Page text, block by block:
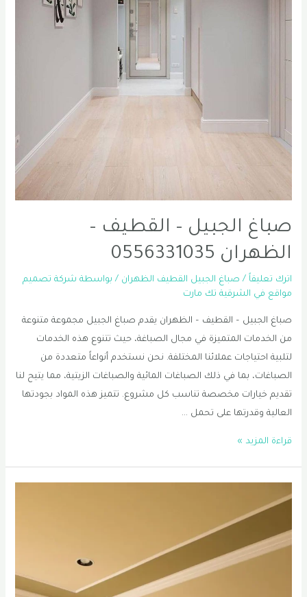
صباغ الجبيل – القطيف –
الظهران 0556331035
اترك تعليقاً / صباغ الجبيل القطيف الظهران / بواسطة شركة تصميم
مواقع في الشرقية تك مارت
صباغ الجبيل – القطيف – الظهران يقدم صباغ الجبيل مجموعة متنوعة
من الخدمات المتميزة في مجال الصباغة، حيث تتنوع هذه الخدمات
لتلبية احتياجات عملائنا المختلفة. نحن نستخدم أنواعاً متعددة من
الصباغات، بما في ذلك الصباغات المائية والصباغات الزيتية، مما يتيح لنا
تقديم خيارات مخصصة تناسب كل مشروع. تتميز هذه المواد بجودتها
العالية وقدرتها على تحمل …
صباغ
القطيف
الظهران
0556331035
قراءة المزيد »